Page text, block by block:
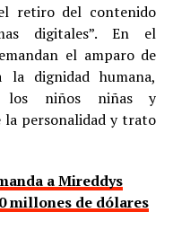
retiro del contenido
digitales”. En el
el amparo de
la dignidad humana,
los niños niñas y
la personalidad y trato
a Mireddys
millones de dólares